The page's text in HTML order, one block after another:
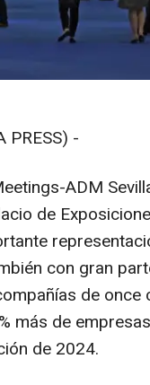
PRESS) -
ADM
de
con gran
de
más de
de 2024.